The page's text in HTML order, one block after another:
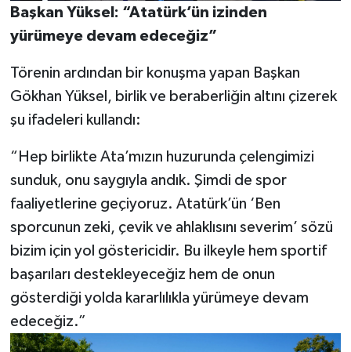
Başkan Yüksel: “Atatürk’ün izinden
yürümeye devam edeceğiz”
Törenin ardından bir konuşma yapan Başkan
Gökhan Yüksel, birlik ve beraberliğin altını çizerek
şu ifadeleri kullandı:
“Hep birlikte Ata’mızın huzurunda çelengimizi
sunduk, onu saygıyla andık. Şimdi de spor
faaliyetlerine geçiyoruz. Atatürk’ün ‘Ben
sporcunun zeki, çevik ve ahlaklısını severim’ sözü
bizim için yol göstericidir. Bu ilkeyle hem sportif
başarıları destekleyeceğiz hem de onun
gösterdiği yolda kararlılıkla yürümeye devam
edeceğiz.”